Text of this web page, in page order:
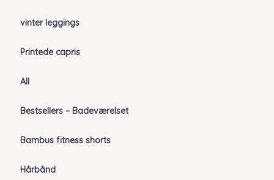
vinter leggings
Printede capris
All
Bestsellers – Badeværelset
Bambus fitness shorts
Hårbånd